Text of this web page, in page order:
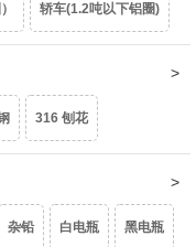
以上 互感器
轿车(1.2吨以下铝圈)
柴油皮卡车（铁圈）
巴、校巴 豪华大巴
316 刨花
杂铅 白电瓶 黑电瓶